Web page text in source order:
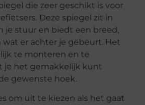
die zeer geschikt is voor
Deze spiegel zit in
je stuur en biedt een breed,
wat er achter je gebeurt. Het
te monteren en te
je het gemakkelijk kunt
gewenste hoek.
om uit te kiezen als het gaat